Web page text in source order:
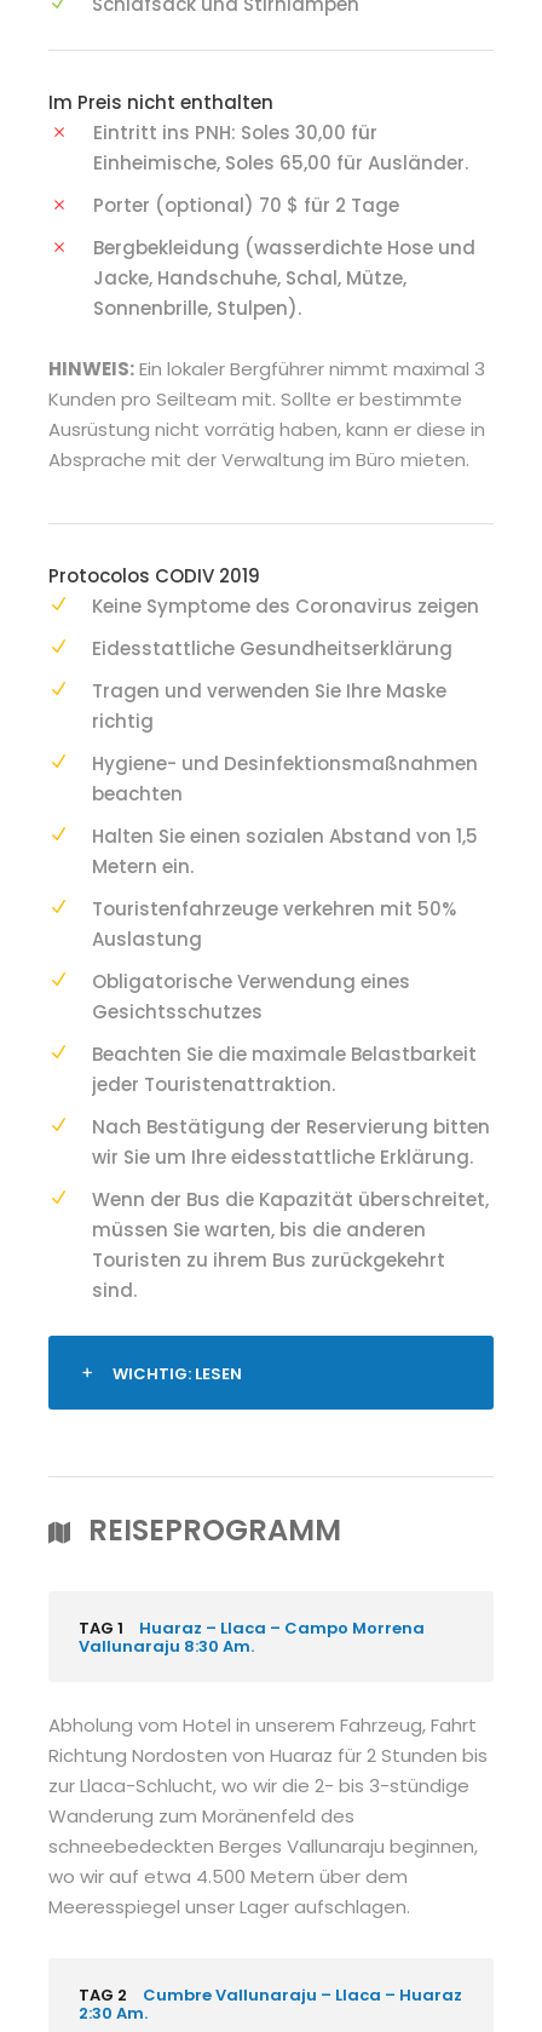
Im Preis nicht enthalten
Eintritt ins PNH: Soles 30,00 für
Einheimische, Soles 65,00 für Ausländer.
Porter (optional) 70 $ für 2 Tage
Bergbekleidung (wasserdichte Hose und
Jacke, Handschuhe, Schal, Mütze,
Sonnenbrille, Stulpen).
HINWEIS:Ein lokaler Bergführer nimmt maximal 3
Kunden pro Seilteam mit. Sollte er bestimmte
Ausrüstung nicht vorrätig haben, kann er diese in
Absprache mit der Verwaltung im Büro mieten.
Protocolos CODIV 2019
Keine Symptome des Coronavirus zeigen
Eidesstattliche Gesundheitserklärung
Tragen und verwenden Sie Ihre Maske
richtig
Hygiene- und Desinfektionsmaßnahmen
beachten
Halten Sie einen sozialen Abstand von 1,5
Metern ein.
Touristenfahrzeuge verkehren mit 50%
Auslastung
Obligatorische Verwendung eines
Gesichtsschutzes
Beachten Sie die maximale Belastbarkeit
jeder Touristenattraktion.
Nach Bestätigung der Reservierung bitten
wir Sie um Ihre eidesstattliche Erklärung.
Wenn der Bus die Kapazität überschreitet,
müssen Sie warten, bis die anderen
Touristen zu ihrem Bus zurückgekehrt
sind.
WICHTIG: LESEN
REISEPROGRAMM
TAG 1 Huaraz – Llaca – Campo Morrena
Vallunaraju 8:30 Am.
Abholung vom Hotel in unserem Fahrzeug, Fahrt
Richtung Nordosten von Huaraz für 2 Stunden bis
zur Llaca-Schlucht, wo wir die 2- bis 3-stündige
Wanderung zum Moränenfeld des
schneebedeckten Berges Vallunaraju beginnen,
wo wir auf etwa 4.500 Metern über dem
Meeresspiegel unser Lager aufschlagen.
TAG 2 Cumbre Vallunaraju – Llaca – Huaraz
2:30 Am.